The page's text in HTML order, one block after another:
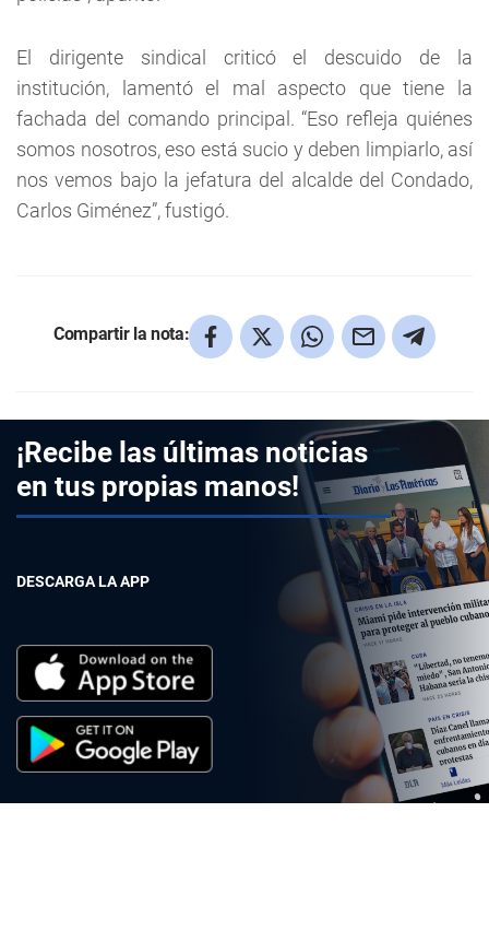
El dirigente sindical criticó el descuido de la
institución, lamentó el mal aspecto que tiene la
fachada del comando principal. “Eso refleja quiénes
somos nosotros, eso está sucio y deben limpiarlo, así
nos vemos bajo la jefatura del alcalde del Condado,
Carlos Giménez”, fustigó.
Compartir la nota:
¡Recibe las últimas noticias
en tus propias manos!
DESCARGA LA APP